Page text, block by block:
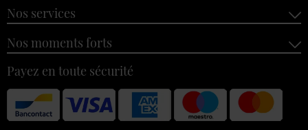
Nos services
Nos moments forts
Payez en toute sécurité